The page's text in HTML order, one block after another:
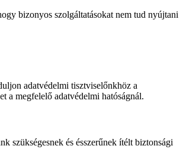
bizonyos szolgáltatásokat nem tud nyújtani
adatvédelmi tisztviselőnkhöz a
a megfelelő adatvédelmi hatóságnál.
szükségesnek és ésszerűnek ítélt biztonsági